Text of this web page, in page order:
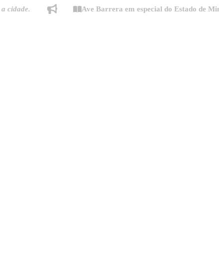
Ave Barrera em especial do Estado de Minas: